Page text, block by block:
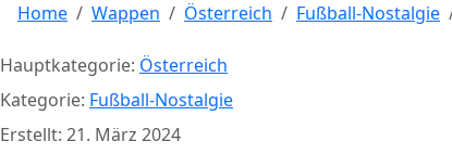
Home Wappen Österreich Fußball-Nostalgie
Hauptkategorie: Österreich
Kategorie: Fußball-Nostalgie
Erstellt: 21. März 2024